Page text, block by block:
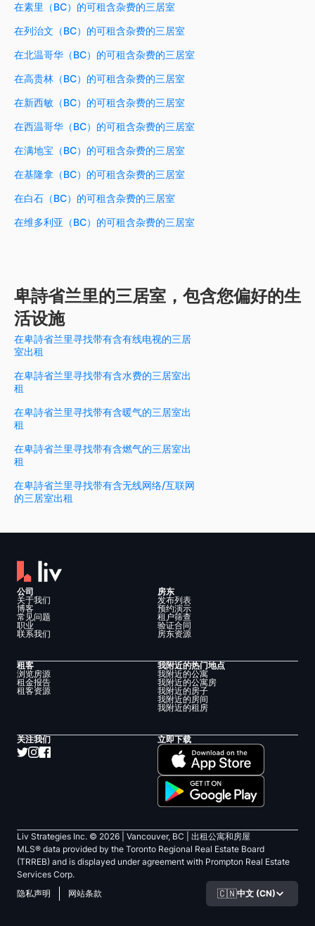
在素里（BC）的可租含杂费的三居室
在列治文（BC）的可租含杂费的三居室
在北温哥华（BC）的可租含杂费的三居室
在高贵林（BC）的可租含杂费的三居室
在新西敏（BC）的可租含杂费的三居室
在西温哥华（BC）的可租含杂费的三居室
在满地宝（BC）的可租含杂费的三居室
在基隆拿（BC）的可租含杂费的三居室
在白石（BC）的可租含杂费的三居室
在维多利亚（BC）的可租含杂费的三居室
卑詩省兰里的三居室，包含您偏好的生
活设施
在卑詩省兰里寻找带有含有线电视的三居
室出租
在卑詩省兰里寻找带有含水费的三居室出
租
在卑詩省兰里寻找带有含暖气的三居室出
租
在卑詩省兰里寻找带有含燃气的三居室出
租
在卑詩省兰里寻找带有含无线网络/互联网
的三居室出租
公司
关于我们
博客
常见问题
职业
联系我们
房东
发布列表
预约演示
租户筛查
验证合同
房东资源
租客
浏览房源
租金报告
租客资源
我附近的热门地点
我附近的公寓
我附近的公寓房
我附近的房子
我附近的房间
我附近的租房
关注我们 立即下载
Liv Strategies Inc. © 2026 | Vancouver, BC |
出租公寓和房屋
MLS® data provided by the Toronto Regional Real Estate Board
(TRREB) and is displayed under agreement with Prompton Real Estate
Services Corp.
隐私声明
网站条款 🇨🇳中文 (CN)